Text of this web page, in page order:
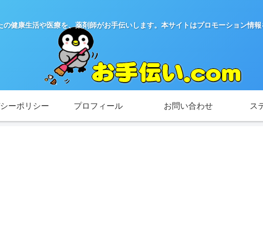
の健康生活や医療を、薬剤師がお手伝いします。本サイトはプロモーション情報
ーポリシー プロフィール お問い合わせ ス